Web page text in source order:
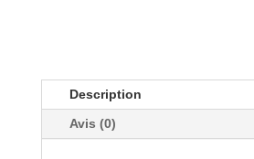
Description
Avis (0)